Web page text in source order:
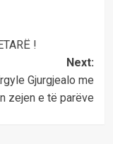
!
Next:
Gjurgjealo me
zejen e të parëve